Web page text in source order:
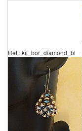
Ref : kit_bor_diamond_bl